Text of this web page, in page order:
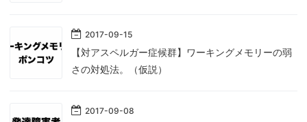
2017-09-15
【対アスペルガー症候群】ワーキングメモリーの弱
さの対処法。（仮説）
2017-09-08